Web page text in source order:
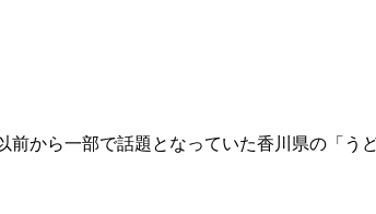
から一部で話題となっていた香川県の「う